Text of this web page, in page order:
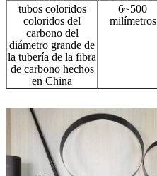
tubos coloridos
coloridos del
carbono del
diámetro grande de
la tubería de la fibra
de carbono hechos
en China
6~500
milímetros